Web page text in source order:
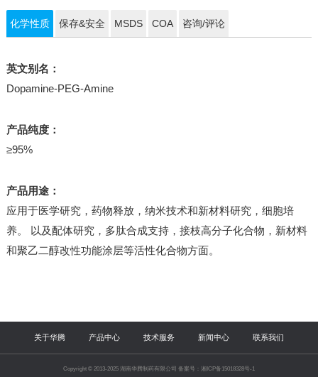
化学性质 保存&安全 MSDS COA 咨询/评论
英文别名：
Dopamine-PEG-Amine
产品纯度：
≥95%
产品用途：
应用于医学研究，药物释放，纳米技术和新材料研究，细胞培
养。 以及配体研究，多肽合成支持，接枝高分子化合物，新材料
和聚乙二醇改性功能涂层等活性化合物方面。
关于华腾 产品中心 技术服务 新闻中心 联系我们
Copyright © 2013-2025 湖南华腾制药有限公司 备案号：湘ICP备15018328号-1